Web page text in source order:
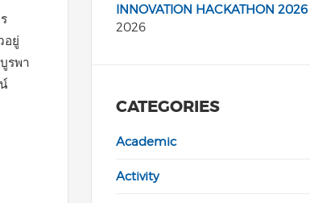
อยู่
รพา
INNOVATION HACKATHON 2026
2026
CATEGORIES
Academic
Activity